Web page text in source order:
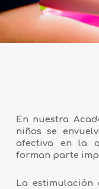
En nuestra
niños se
afectiva en la
forman parte
La estimulación